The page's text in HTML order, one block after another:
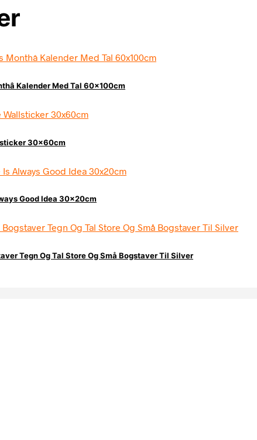
Kalender Med Tal 60x100cm
30x60cm
Good Idea 30x20cm
Tegn Og Tal Store Og Små Bogstaver Til Silver